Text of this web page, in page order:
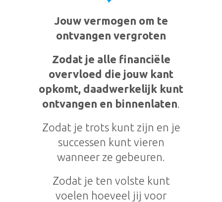
Jouw vermogen om te
ontvangen vergroten
Zodat je alle financiële
overvloed die jouw kant
opkomt, daadwerkelijk kunt
ontvangen en binnenlaten
Zodat je trots kunt zijn en je
successen kunt vieren
wanneer ze gebeuren.
Zodat je ten volste kunt
voelen hoeveel jij voor